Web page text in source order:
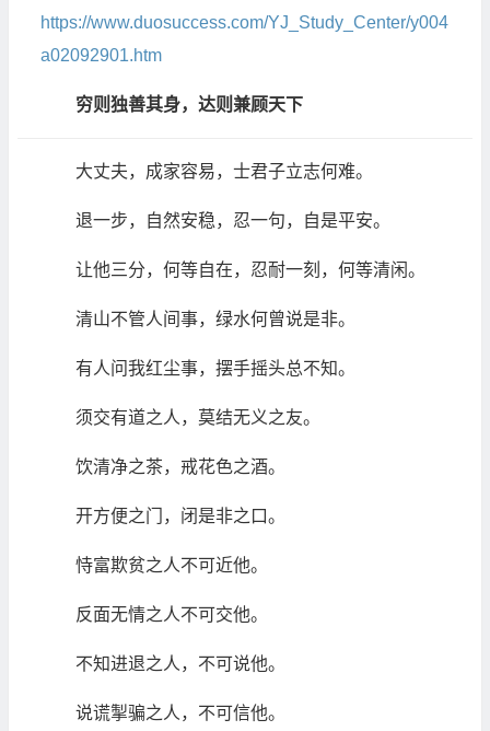
https://www.duosuccess.com/YJ_Study_Center/y004
a02092901.htm
穷则独善其身，达则兼顾天下
大丈夫，成家容易，士君子立志何难。
退一步，自然安稳，忍一句，自是平安。
让他三分，何等自在，忍耐一刻，何等清闲。
清山不管人间事，绿水何曾说是非。
有人问我红尘事，摆手摇头总不知。
须交有道之人，莫结无义之友。
饮清净之茶，戒花色之酒。
开方便之门，闭是非之口。
恃富欺贫之人不可近他。
反面无情之人不可交他。
不知进退之人，不可说他。
说谎掣骗之人，不可信他。